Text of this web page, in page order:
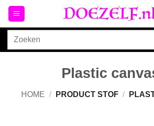
Ga
naar
inhoud
Zoeken
Plastic
HOME / PRODUCT STOF /